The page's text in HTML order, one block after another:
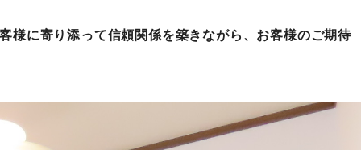
様に寄り添って信頼関係を築きながら、お客様のご期待